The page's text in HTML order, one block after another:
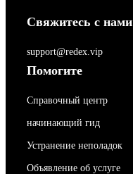
Свяжитесь с нами
support@redex.vip
Помогите
Справочный центр
начинающий гид
Устранение неполадок
Объявление об услуге